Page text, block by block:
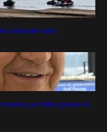
nastavak rada
pa dobio posao na